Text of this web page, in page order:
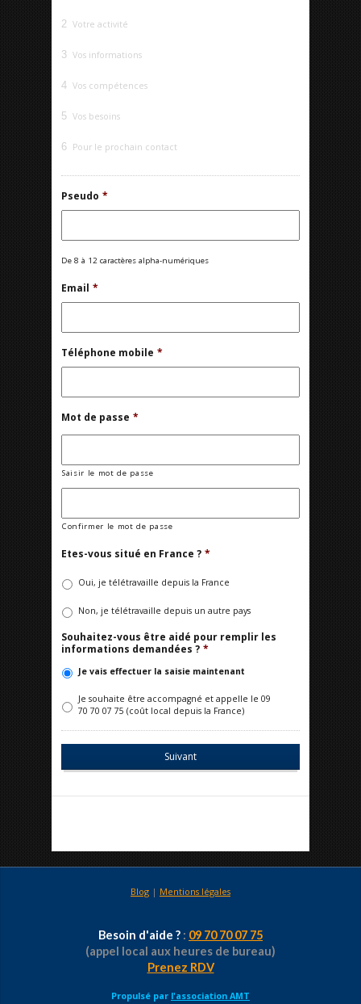
2 Votre activité
3 Vos informations
4 Vos compétences
5 Vos besoins
6 Pour le prochain contact
Pseudo *
De 8 à 12 caractères alpha-numériques
Email *
Téléphone mobile *
Mot de passe *
Saisir le mot de passe
Confirmer le mot de passe
Etes-vous situé en France ? *
Oui, je télétravaille depuis la France
Non, je télétravaille depuis un autre pays
Souhaitez-vous être aidé pour remplir les
informations demandées ? *
Je vais effectuer la saisie maintenant
Je souhaite être accompagné et appelle le 09
70 70 07 75 (coût local depuis la France)
Blog | Mentions légales
Besoin d'aide ? : 09 70 70 07 75
(appel local aux heures de bureau)
Prenez RDV
Propulsé par l'association AMT